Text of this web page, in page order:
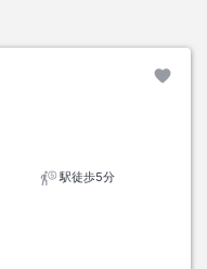
駅徒歩5分